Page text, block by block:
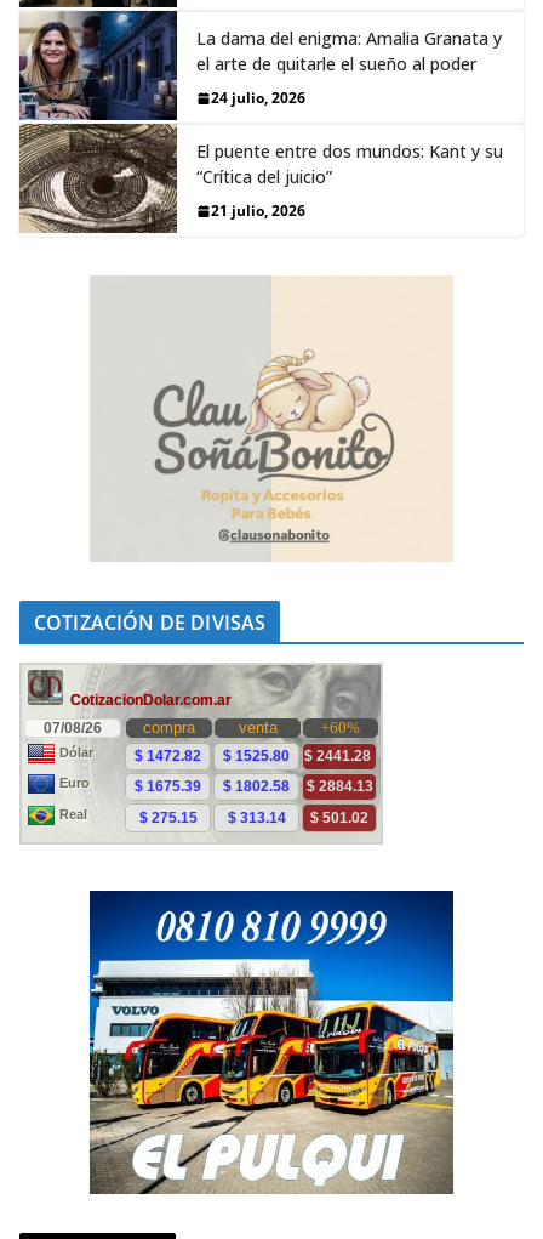
La dama del enigma: Amalia Granata y
el arte de quitarle el sueño al poder
24 julio, 2026
El puente entre dos mundos: Kant y su
“Crítica del juicio”
21 julio, 2026
COTIZACIÓN DE DIVISAS